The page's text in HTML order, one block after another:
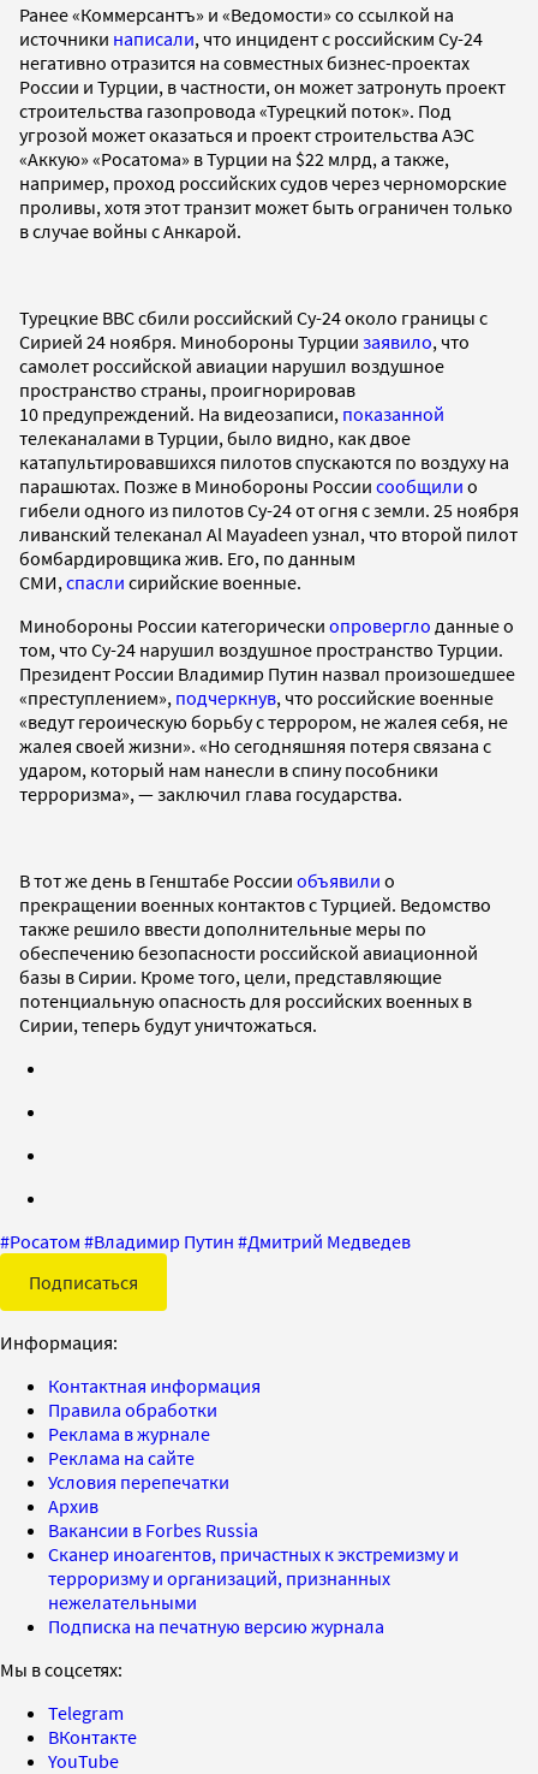
Ранее «Коммерсантъ» и «Ведомости» со ссылкой на
источники написали, что инцидент с российским Су-24
негативно отразится на совместных бизнес-проектах
России и Турции, в частности, он может затронуть проект
строительства газопровода «Турецкий поток». Под
угрозой может оказаться и проект строительства АЭС
«Аккую» «Росатома» в Турции на $22 млрд, а также,
например, проход российских судов через черноморские
проливы, хотя этот транзит может быть ограничен только
в случае войны с Анкарой.
Турецкие ВВС сбили российский Су-24 около границы с
Сирией 24 ноября. Минобороны Турции заявило, что
самолет российской авиации нарушил воздушное
пространство страны, проигнорировав
10 предупреждений. На видеозаписи, показанной
телеканалами в Турции, было видно, как двое
катапультировавшихся пилотов спускаются по воздуху на
парашютах. Позже в Минобороны России сообщили о
гибели одного из пилотов Су-24 от огня с земли. 25 ноября
ливанский телеканал Al Mayadeen узнал, что второй пилот
бомбардировщика жив. Его, по данным
СМИ, спасли сирийские военные.
Минобороны России категорически опровергло данные о
том, что Су-24 нарушил воздушное пространство Турции.
Президент России Владимир Путин назвал произошедшее
«преступлением», подчеркнув, что российские военные
«ведут героическую борьбу с террором, не жалея себя, не
жалея своей жизни». «Но сегодняшняя потеря связана с
ударом, который нам нанесли в спину пособники
терроризма», — заключил глава государства.
В тот же день в Генштабе России объявили о
прекращении военных контактов с Турцией. Ведомство
также решило ввести дополнительные меры по
обеспечению безопасности российской авиационной
базы в Сирии. Кроме того, цели, представляющие
потенциальную опасность для российских военных в
Сирии, теперь будут уничтожаться.
#Росатом #Владимир Путин #Дмитрий Медведев
Подписаться
Информация:
Контактная информация
Правила обработки
Реклама в журнале
Реклама на сайте
Условия перепечатки
Архив
Вакансии в Forbes Russia
Сканер иноагентов, причастных к экстремизму и
терроризму и организаций, признанных
нежелательными
Подписка на печатную версию журнала
Мы в соцсетях:
Telegram
ВКонтакте
YouTube